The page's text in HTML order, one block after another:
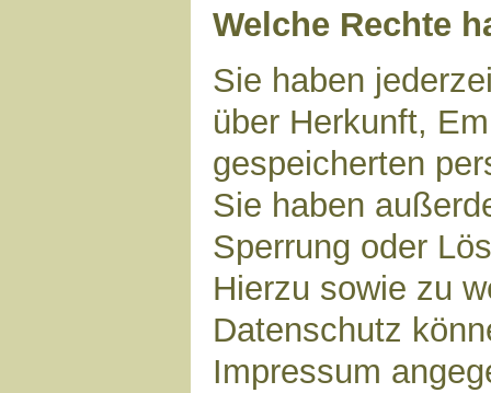
Welche Rechte
Sie haben
über Herkunft,
gespeicherten
Sie haben
Sperrung oder
Hierzu sowie zu
Datenschutz
Impressum